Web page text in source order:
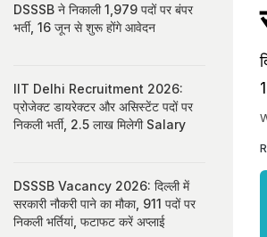
DSSSB ने निकाली 1,979 पदों पर बंपर
भर्ती, 16 जून से शुरू होंगे आवेदन
IIT Delhi Recruitment 2026:
प्रोजेक्ट डायरेक्टर और असिस्टेंट पदों पर
निकली भर्ती, 2.5 लाख मिलेगी Salary
DSSSB Vacancy 2026: दिल्ली में
सरकारी नौकरी पाने का मौका, 911 पदों पर
निकली भर्तियां, फटाफट करें अप्लाई